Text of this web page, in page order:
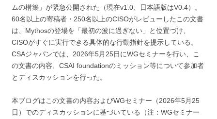
ムの構築」が緊急公開された（現在v1.0、日本語版はV0.4）。
60名以上の寄稿者・250名以上のCISOがレビューしたこの文書
は、Mythosの登場を「最初の波に過ぎない」と位置づけ、
CISOがすぐに実行できる具体的な行動指針を提示している。
CSAジャパンでは、2026年5月25日にWGセミナーを行い、こ
の文書の内容、CSAI foundationのミッション等について参加者
とディスカッションを行った。
本ブログはこの文書の内容およびWGセミナー（2026年5月25
日）でのディスカッションに基づいている（注：WGセミナー